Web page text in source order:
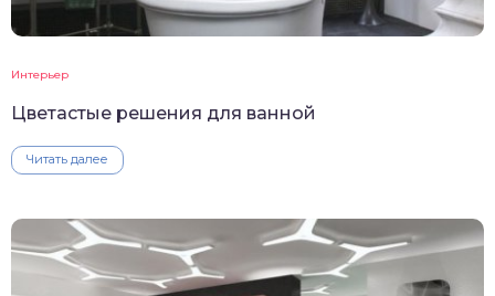
Интерьер
Цветастые решения для ванной
Читать далее